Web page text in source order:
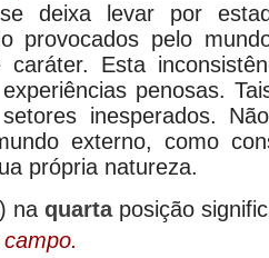
deixa levar por
provocados pelo
caráter. Esta
penosas.
inesperados.
externo, como
própria natureza.
na quartaposição